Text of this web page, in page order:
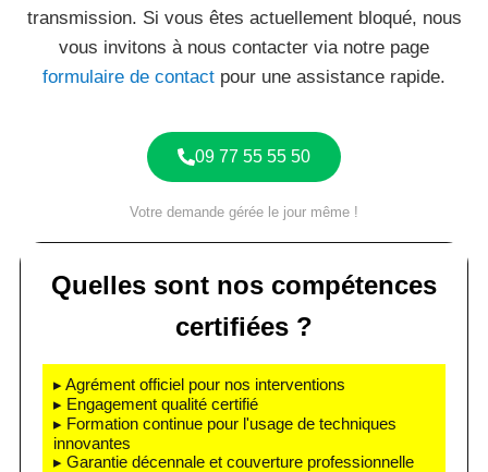
transmission. Si vous êtes actuellement bloqué, nous
vous invitons à nous contacter via notre page
formulaire de contact pour une assistance rapide.
09 77 55 55 50
Votre demande gérée le jour même !
Quelles sont nos compétences
certifiées ?
▸ Agrément officiel pour nos interventions
▸ Engagement qualité certifié
▸ Formation continue pour l'usage de techniques
innovantes
▸ Garantie décennale et couverture professionnelle